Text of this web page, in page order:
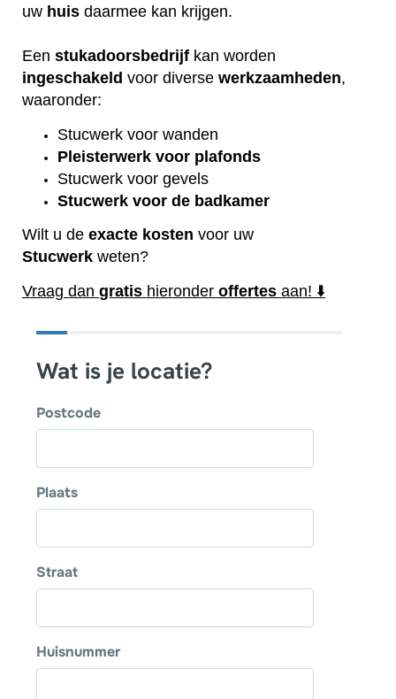
uw huis daarmee kan krijgen.
Een stukadoorsbedrijf kan worden
ingeschakeld voor diverse werkzaamheden,
waaronder:
Stucwerk voor wanden
Pleisterwerk voor plafonds
Stucwerk voor gevels
Stucwerk voor de badkamer
Wilt u de exacte kosten voor uw
Stucwerk weten?
Vraag dan gratis hieronder offertes aan! ⬇️